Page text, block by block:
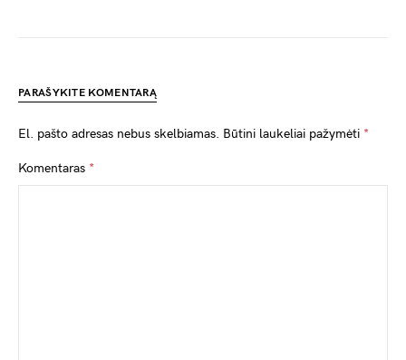
PARAŠYKITE KOMENTARĄ
El. pašto adresas nebus skelbiamas. Būtini laukeliai pažymėti *
Komentaras *